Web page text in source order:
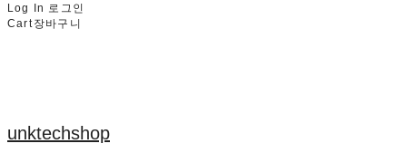
Log In 로그인
Cart장바구니
unktechshop